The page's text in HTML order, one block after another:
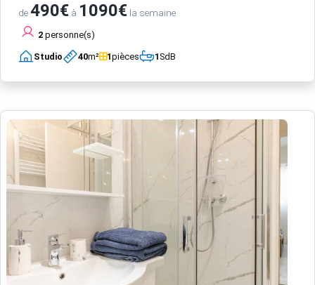
de490€ à 1090€ la semaine
2 personne(s)
Studio 40m² 1pièces 1SdB